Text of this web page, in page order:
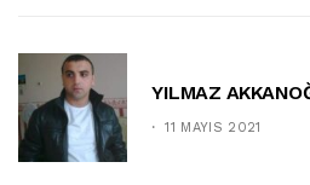
YILMAZ
11 MAYIS 2021